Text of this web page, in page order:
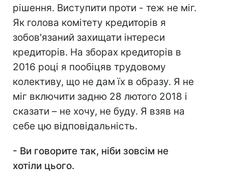
рішення. Виступити проти - теж не міг.
Як голова комітету кредиторів я
зобов'язаний захищати інтереси
кредиторів. На зборах кредиторів в
2016 році я пообіцяв трудовому
колективу, що не дам їх в образу. Я не
міг включити задню 28 лютого 2018 і
сказати – не хочу, не буду. Я взяв на
себе цю відповідальність.
- Ви говорите так, ніби зовсім не
хотіли цього.